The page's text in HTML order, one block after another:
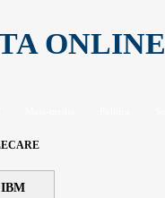
ONLINE
IBM